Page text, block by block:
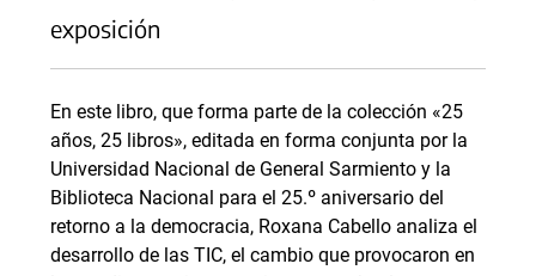
exposición
En este libro, que forma parte de la colección «25
años, 25 libros», editada en forma conjunta por la
Universidad Nacional de General Sarmiento y la
Biblioteca Nacional para el 25.º aniversario del
retorno a la democracia, Roxana Cabello analiza el
desarrollo de las TIC, el cambio que provocaron en